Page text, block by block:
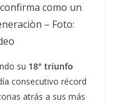
confirma como un
– Foto:
su 18° triunfo
consecutivo récord
atrás a sus más